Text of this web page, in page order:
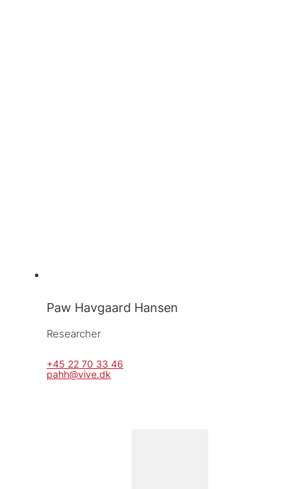
Paw Havgaard Hansen
Researcher
+45 22 70 33 46
pahh@vive.dk